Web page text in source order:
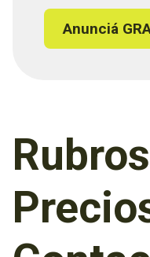
Anunciá
Rubros